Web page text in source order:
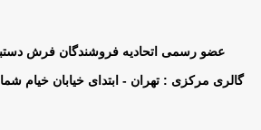
عضو رسمی اتحادیه فروشندگان فرش